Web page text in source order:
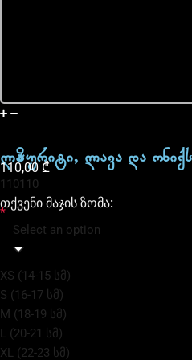
ლაზურიტი, ლავა და
110,00 ₾
110110
თქვენი მაჯის ზომა:
*
Select an option
XS (14-15 სმ)
S (16-17 სმ)
M (18-19 სმ)
L (20-21 სმ)
XL (22-23 სმ)